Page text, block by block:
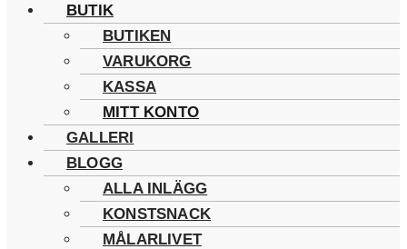
BUTIK
BUTIKEN
VARUKORG
KASSA
MITT KONTO
GALLERI
BLOGG
ALLA INLÄGG
KONSTSNACK
MÅLARLIVET